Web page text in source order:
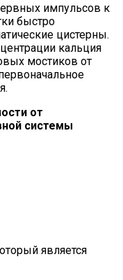
импульсов к
быстро
цистерны.
кальция
мостиков от
от
системы
является